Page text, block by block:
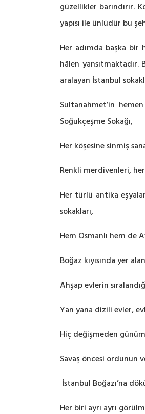
güzellikler barındırır.
yapısı ile ünlüdür bu
Her adımda başka
hâlen
aralayan İstanbul
Sultanahmet’in
Soğukçeşme Sokağı,
Her köşesine sinmiş
Renkli merdivenleri,
Her türlü antika
sokakları,
Hem Osmanlı hem de
Boğaz kıyısında yer
Ahşap evlerin
Yan yana dizili evler,
Hiç değişmeden
Savaş öncesi ordunun
İstanbul Boğazı’na
Her biri ayrı ayrı